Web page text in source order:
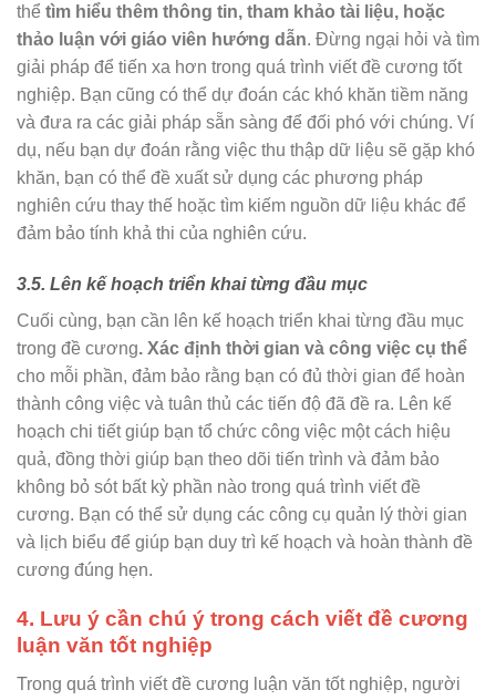
thể tìm hiểu thêm thông tin, tham khảo tài liệu, hoặc
thảo luận với giáo viên hướng dẫn. Đừng ngại hỏi và tìm
giải pháp để tiến xa hơn trong quá trình viết đề cương tốt
nghiệp. Bạn cũng có thể dự đoán các khó khăn tiềm năng
và đưa ra các giải pháp sẵn sàng để đối phó với chúng. Ví
dụ, nếu bạn dự đoán rằng việc thu thập dữ liệu sẽ gặp khó
khăn, bạn có thể đề xuất sử dụng các phương pháp
nghiên cứu thay thế hoặc tìm kiếm nguồn dữ liệu khác để
đảm bảo tính khả thi của nghiên cứu.
3.5. Lên kế hoạch triển khai từng đầu mục
Cuối cùng, bạn cần lên kế hoạch triển khai từng đầu mục
trong đề cương. Xác định thời gian và công việc cụ thể
cho mỗi phần, đảm bảo rằng bạn có đủ thời gian để hoàn
thành công việc và tuân thủ các tiến độ đã đề ra. Lên kế
hoạch chi tiết giúp bạn tổ chức công việc một cách hiệu
quả, đồng thời giúp bạn theo dõi tiến trình và đảm bảo
không bỏ sót bất kỳ phần nào trong quá trình viết đề
cương. Bạn có thể sử dụng các công cụ quản lý thời gian
và lịch biểu để giúp bạn duy trì kế hoạch và hoàn thành đề
cương đúng hẹn.
4. Lưu ý cần chú ý trong cách viết đề cương
luận văn tốt nghiệp
Trong quá trình viết đề cương luận văn tốt nghiệp, người